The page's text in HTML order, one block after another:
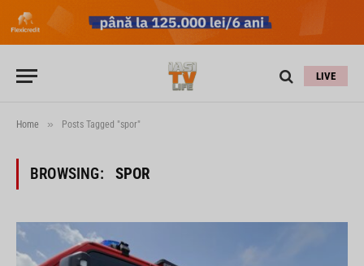
LIVE
Home » Posts Tagged "spor"
BROWSING: SPOR